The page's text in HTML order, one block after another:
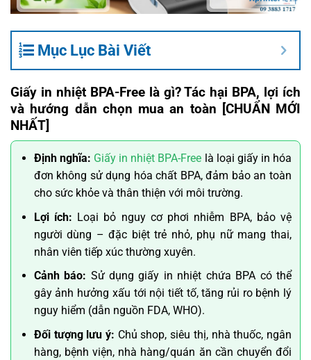
Mục Lục Bài Viết
Giấy in nhiệt BPA-Free là gì? Tác hại BPA, lợi ích
và hướng dẫn chọn mua an toàn [CHUẨN MỚI
NHẤT]
Định nghĩa: Giấy in nhiệt BPA-Free là loại giấy in hóa
đơn không sử dụng hóa chất BPA, đảm bảo an toàn
cho sức khỏe và thân thiện với môi trường.
Lợi ích: Loại bỏ nguy cơ phơi nhiễm BPA, bảo vệ
người dùng – đặc biệt trẻ nhỏ, phụ nữ mang thai,
nhân viên tiếp xúc thường xuyên.
Cảnh báo: Sử dụng giấy in nhiệt chứa BPA có thể
gây ảnh hưởng xấu tới nội tiết tố, tăng rủi ro bệnh lý
nguy hiểm (dẫn nguồn FDA, WHO).
Đối tượng lưu ý: Chủ shop, siêu thị, nhà thuốc, ngân
hàng, bệnh viện, nhà hàng/quán ăn cần chuyển đổi